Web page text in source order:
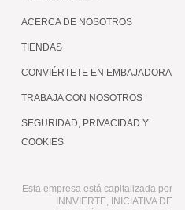
ACERCA DE NOSOTROS
TIENDAS
CONVIÉRTETE EN EMBAJADORA
TRABAJA CON NOSOTROS
SEGURIDAD, PRIVACIDAD Y
COOKIES
Esta empresa está capitalizada por
INNVIERTE, INICIATIVA DE